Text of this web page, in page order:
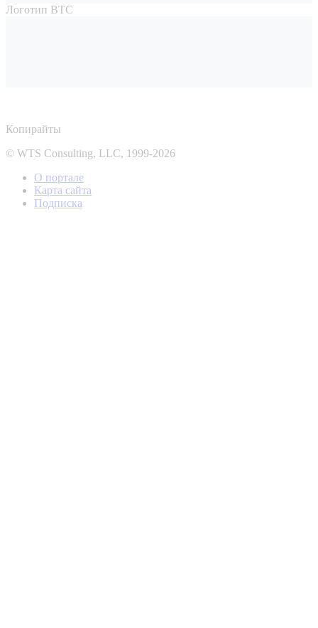
Логотип ВТС
Копирайты
© WTS Consulting, LLC, 1999-2026
О портале
Карта сайта
Подписка